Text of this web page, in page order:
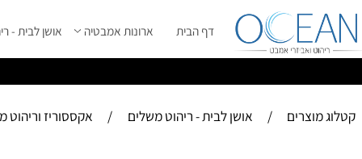
דף הבית ארונות אמבטיה אושן לבית - ריהוט
/ אושן לבית - ריהוט משלים / אקססוריז וריהוט